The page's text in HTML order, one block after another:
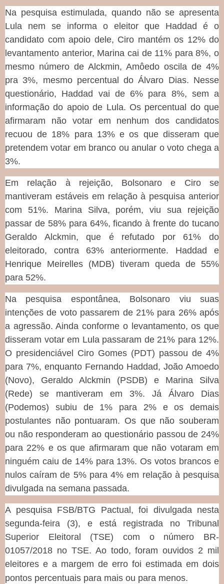
Na pesquisa estimulada, quando não se apresenta
Lula nem se informa o eleitor que Haddad é o
candidato com apoio dele, Ciro mantém os 12% do
levantamento anterior, Marina cai de 11% para 8%, o
mesmo número de Alckmin, Amôedo oscila de 4%
pra 3%, mesmo percentual do Álvaro Dias. Nesse
questionário, Haddad vai de 6% para 8%, sem a
informação do apoio de Lula. Os percentual do que
afirmaram não votar em nenhum dos candidatos
recuou de 18% para 13% e os que disseram que
pretendem votar em branco ou anular o voto chega a
3%.
Em relação à rejeição, Bolsonaro e Ciro se
mantiveram estáveis em relação à pesquisa anterior
com 51%. Marina Silva, porém, viu sua rejeição
passar de 58% para 64%, ficando à frente do tucano
Geraldo Alckmin, que é refutado por 61% do
eleitorado, contra 63% anteriormente. Haddad e
Henrique Meirelles (MDB) tiveram queda de 55%
para 52%.
Na pesquisa espontânea, Bolsonaro viu suas
intenções de voto passarem de 21% para 26% após
a agressão. Ainda conforme o levantamento, os que
disseram votar em Lula passaram de 21% para 12%.
O presidenciável Ciro Gomes (PDT) passou de 4%
para 7%, enquanto Fernando Haddad, João Amoedo
(Novo), Geraldo Alckmin (PSDB) e Marina Silva
(Rede) se mantiveram em 3%. Já Álvaro Dias
(Podemos) subiu de 1% para 2% e os demais
postulantes não pontuaram. Os que não souberam
ou não responderam ao questionário passou de 24%
para 22% e os que afirmaram que não votaram em
ninguém caiu de 14% para 13%. Os votos brancos e
nulos caíram de 5% para 4% em relação à pesquisa
divulgada na semana passada.
A pesquisa FSB/BTG Pactual, foi divulgada nesta
segunda-feira (3), e está registrada no Tribunal
Superior Eleitoral (TSE) com o número BR-
01057/2018 no TSE. Ao todo, foram ouvidos 2 mil
eleitores e a margem de erro foi estimada em dois
pontos percentuais para mais ou para menos.